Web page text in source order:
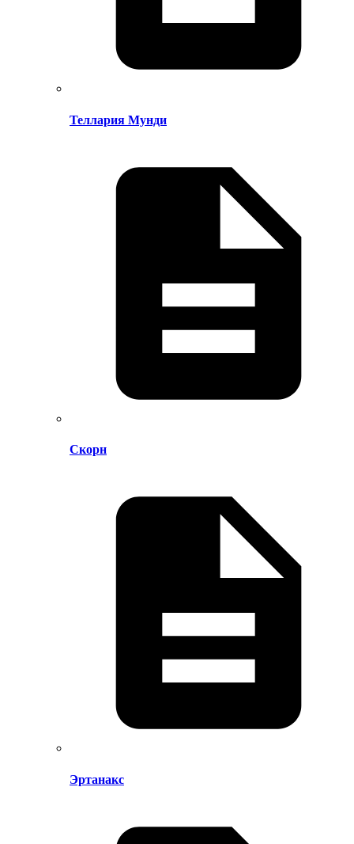
Теллария Мунди
Скорн
Эртанакс